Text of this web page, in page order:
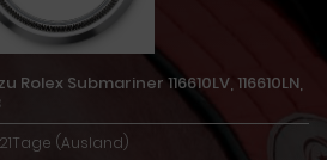
Submariner 116610LV, 116610LN,
(Ausland)